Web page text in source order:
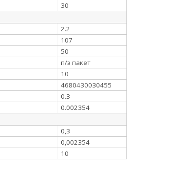
30
2.2
107
50
п/э пакет
10
4680430030455
0.3
0.002354
0,3
0,002354
10